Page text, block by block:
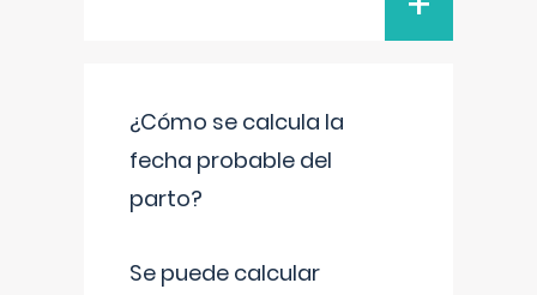
¿Cómo se calcula la
fecha probable del
parto?
Se puede calcular